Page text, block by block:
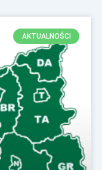
AKTUALNOŚCI